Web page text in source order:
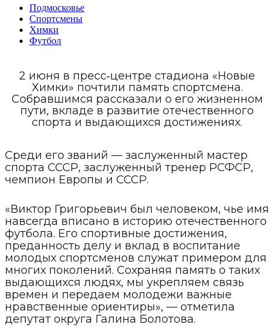
Подмосковье
Спортсмены
Химки
Футбол
2 июня в пресс‑центре стадиона «Новые
Химки» почтили память спортсмена.
Собравшимся рассказали о его жизненном
пути, вкладе в развитие отечественного
спорта и выдающихся достижениях.
Среди его званий — заслуженный мастер
спорта СССР, заслуженный тренер РСФСР,
чемпион Европы и СССР.
«Виктор Григорьевич был человеком, чье имя
навсегда вписано в историю отечественного
футбола. Его спортивные достижения,
преданность делу и вклад в воспитание
молодых спортсменов служат примером для
многих поколений. Сохраняя память о таких
выдающихся людях, мы укрепляем связь
времен и передаем молодежи важные
нравственные ориентиры», — отметила
депутат округа Галина Болотова.